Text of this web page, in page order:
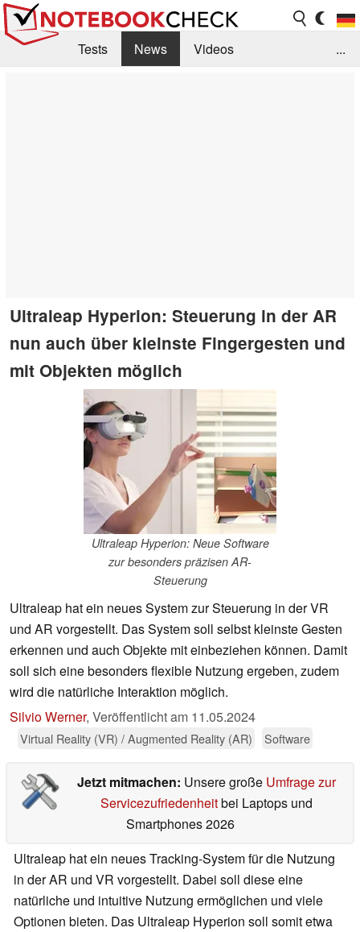
Tests News
Videos
...
Ultraleap Hyperion: Steuerung in der AR
nun auch über kleinste Fingergesten und
mit Objekten möglich
Ultraleap Hyperion: Neue Software
zur besonders präzisen AR-
Steuerung
Ultraleap hat ein neues System zur Steuerung in der VR
und AR vorgestellt. Das System soll selbst kleinste Gesten
erkennen und auch Objekte mit einbeziehen können. Damit
soll sich eine besonders flexible Nutzung ergeben, zudem
wird die natürliche Interaktion möglich.
Silvio Werner, Veröffentlicht am 11.05.2024
Virtual Reality (VR) / Augmented Reality (AR) Software
Jetzt mitmachen: Unsere große Umfrage zur
Servicezufriedenheitbei Laptops und
Smartphones 2026
Ultraleap hat ein neues Tracking-System für die Nutzung
in der AR und VR vorgestellt. Dabei soll diese eine
natürliche und intuitive Nutzung ermöglichen und viele
Optionen bieten. Das Ultraleap Hyperion soll somit etwa